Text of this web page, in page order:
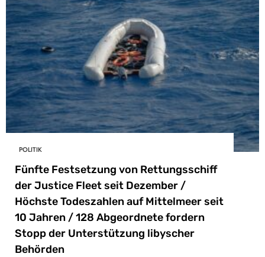
POLITIK
Fünfte Festsetzung von Rettungsschiff
der Justice Fleet seit Dezember /
Höchste Todeszahlen auf Mittelmeer seit
10 Jahren / 128 Abgeordnete fordern
Stopp der Unterstützung libyscher
Behörden